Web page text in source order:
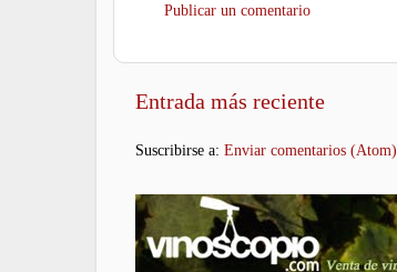
Publicar un comentario
Entrada más reciente
Suscribirse a: Enviar comentarios (Atom)